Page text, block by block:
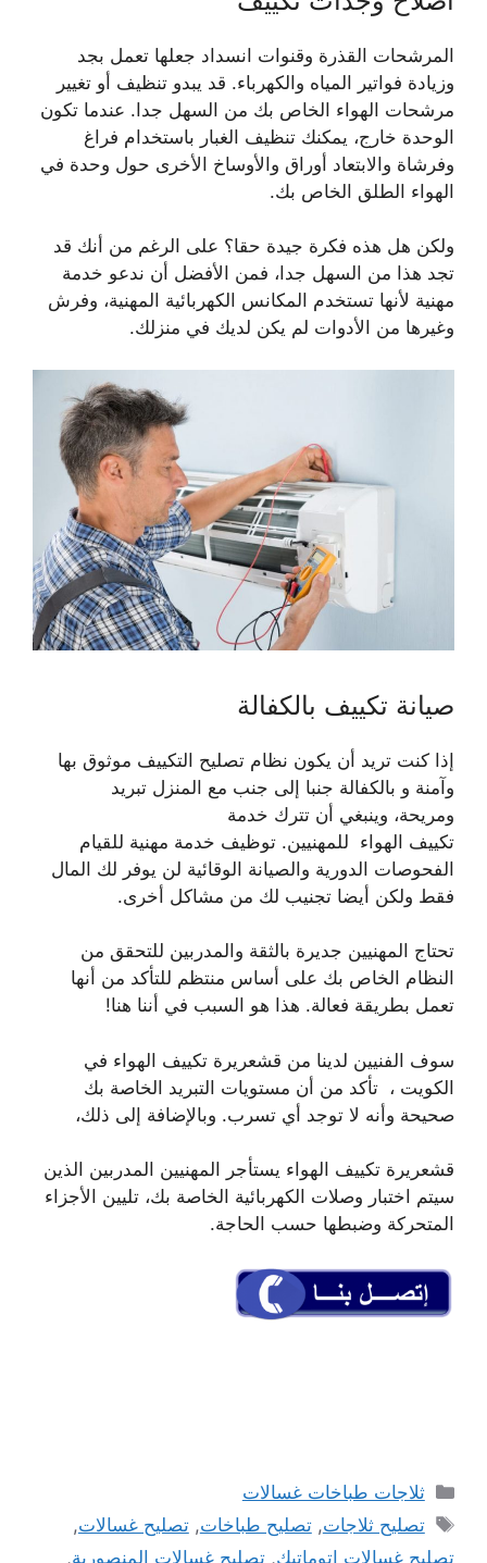
المرشحات القذرة وقنوات انسداد جعلها تعمل بجد
وزيادة فواتير المياه والكهرباء. قد يبدو تنظيف أو تغيير
مرشحات الهواء الخاص بك من السهل جدا. عندما تكون
الوحدة خارج، يمكنك تنظيف الغبار باستخدام فراغ
وفرشاة والابتعاد أوراق والأوساخ الأخرى حول وحدة في
الهواء الطلق الخاص بك.
ولكن هل هذه فكرة جيدة حقا؟ على الرغم من أنك قد
تجد هذا من السهل جدا، فمن الأفضل أن ندعو خدمة
مهنية لأنها تستخدم المكانس الكهربائية المهنية، وفرش
وغيرها من الأدوات لم يكن لديك في منزلك.
صيانة تكييف بالكفالة
إذا كنت تريد أن يكون نظام تصليح التكييف موثوق بها
وآمنة و بالكفالة جنبا إلى جنب مع المنزل تبريد
ومريحة، وينبغي أن تترك خدمة
تكييف الهواء للمهنيين. توظيف خدمة مهنية للقيام
الفحوصات الدورية والصيانة الوقائية لن يوفر لك المال
فقط ولكن أيضا تجنيب لك من مشاكل أخرى.
تحتاج المهنيين جديرة بالثقة والمدربين للتحقق من
النظام الخاص بك على أساس منتظم للتأكد من أنها
تعمل بطريقة فعالة. هذا هو السبب في أننا هنا!
سوف الفنيين لدينا من قشعريرة تكييف الهواء في
الكويت ، تأكد من أن مستويات التبريد الخاصة بك
صحيحة وأنه لا توجد أي تسرب. وبالإضافة إلى ذلك،
قشعريرة تكييف الهواء يستأجر المهنيين المدربين الذين
سيتم اختبار وصلات الكهربائية الخاصة بك، تليين الأجزاء
المتحركة وضبطها حسب الحاجة.
التصنيفات
ثلاجات طباخات غسالات
الوسوم
تصليح ثلاجات,تصليح طباخات,تصليح غسالات,
تصليح غسالات اتوماتيك, تصليح غسالات المنصورية,